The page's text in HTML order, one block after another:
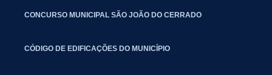
CONCURSO MUNICIPAL SÃO JOÃO DO CERRADO
CÓDIGO DE EDIFICAÇÕES DO MUNICÍPIO